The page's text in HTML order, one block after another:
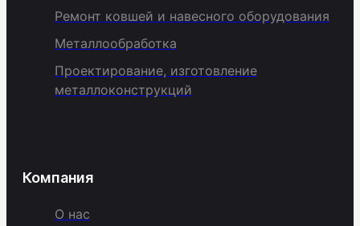
Ремонт ковшей и навесного оборудования
Металлообработка
Проектирование, изготовление
металлоконструкций
Компания
О нас